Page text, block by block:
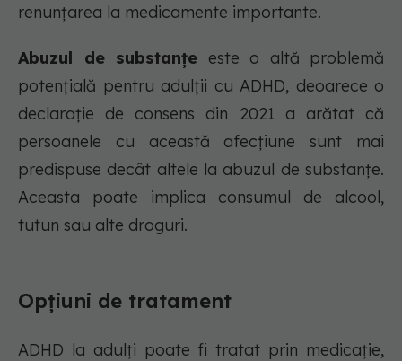
renunțarea la medicamente importante.
Abuzul de substanțe este o altă problemă
potențială pentru adulții cu ADHD, deoarece o
declarație de consens din 2021 a arătat că
persoanele cu această afecțiune sunt mai
predispuse decât altele la abuzul de substanțe.
Aceasta poate implica consumul de alcool,
tutun sau alte droguri.
Opțiuni de tratament
ADHD la adulți poate fi tratat prin medicație,